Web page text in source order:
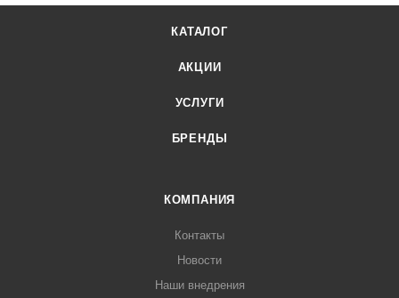
КАТАЛОГ
АКЦИИ
УСЛУГИ
БРЕНДЫ
КОМПАНИЯ
Контакты
Новости
Наши внедрения